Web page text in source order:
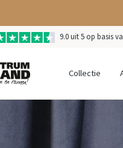
9.0 uit 5 op basis
Collectie